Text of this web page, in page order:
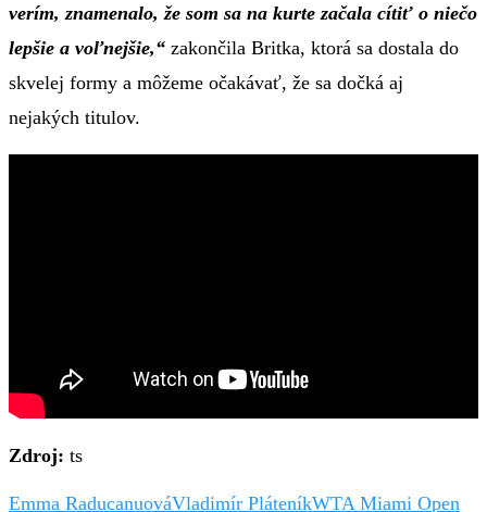
verím, znamenalo, že som sa na kurte začala cítiť o niečo
lepšie a voľnejšie,“ zakončila Britka, ktorá sa dostala do
skvelej formy a môžeme očakávať, že sa dočká aj
nejakých titulov.
Zdroj: ts
Emma RaducanuováVladimír PláteníkWTA Miami Open